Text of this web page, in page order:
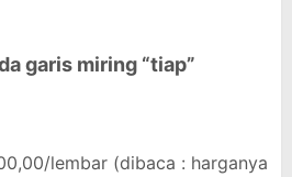
garis miring “tiap”
lembar (dibaca : harganya